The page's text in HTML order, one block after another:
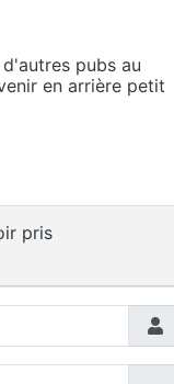
pubs au
en arrière petit
pris